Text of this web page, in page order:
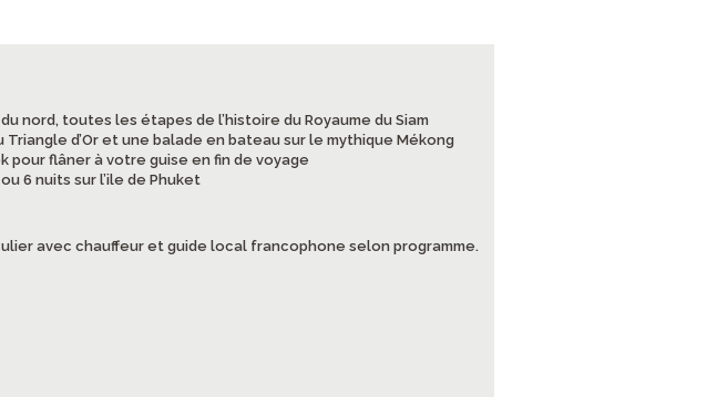
nord, toutes les étapes de l’histoire du Royaume du Siam
Triangle d’Or et une balade en bateau sur le mythique Mékong
pour flâner à votre guise en fin de voyage
6 nuits sur l’ile de Phuket
avec chauffeur et guide local francophone selon programme.